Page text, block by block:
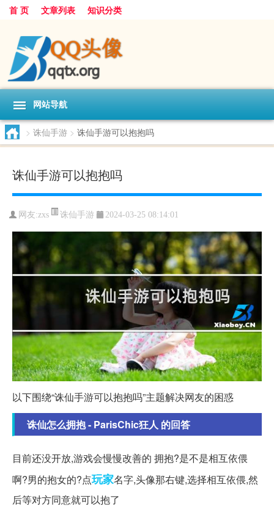
首 页 文章列表 知识分类
网站导航
> 诛仙手游 > 诛仙手游可以抱抱吗
诛仙手游可以抱抱吗
网友:zxs 诛仙手游 2024-03-25 08:14:01
以下围绕“诛仙手游可以抱抱吗”主题解决网友的困惑
诛仙怎么拥抱 - ParisChic狂人 的回答
目前还没开放,游戏会慢慢改善的 拥抱?是不是相互依偎
啊?男的抱女的?点玩家名字,头像那右键,选择相互依偎,然
后等对方同意就可以抱了